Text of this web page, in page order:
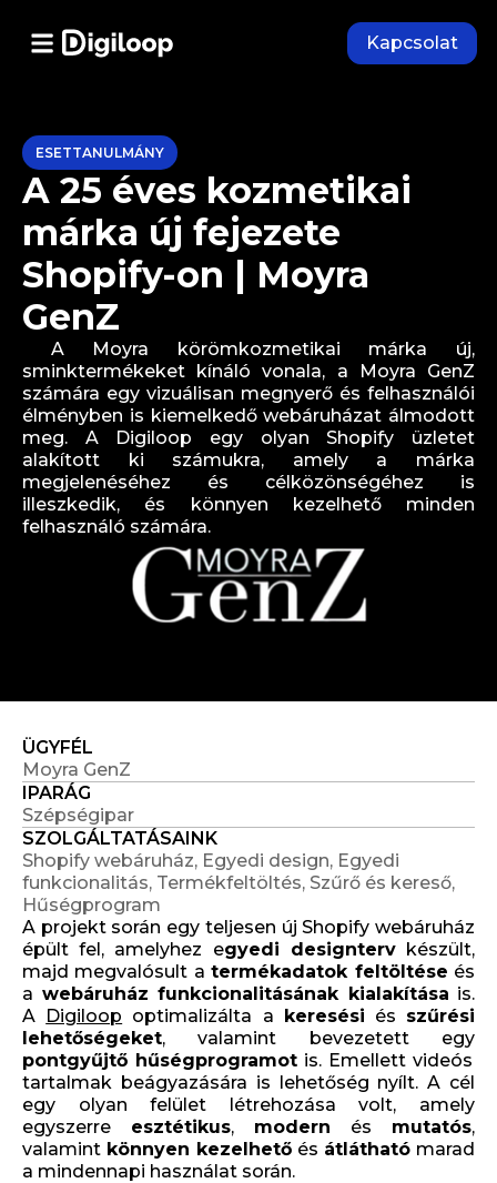
Kapcsolat
ESETTANULMÁNY
A 25 éves kozmetikai
márka új fejezete
Shopify-on | Moyra
GenZ
A Moyra körömkozmetikai márka új,
sminktermékeket kínáló vonala, a Moyra GenZ
számára egy vizuálisan megnyerő és felhasználói
élményben is kiemelkedő webáruházat álmodott
meg. A Digiloop egy olyan Shopify üzletet
alakított ki számukra, amely a márka
megjelenéséhez és célközönségéhez is
illeszkedik, és könnyen kezelhető minden
felhasználó számára.
A projekt során egy teljesen új Shopify webáruház
épült fel, amelyhez egyedi designtervkészült,
majd megvalósult atermékadatok feltöltése és
a webáruház funkcionalitásának kialakítása is.
A Digiloop optimalizálta a keresési és szűrési
lehetőségeket, valamint bevezetett egy
pontgyűjtő hűségprogramot is. Emellett videós
tartalmak beágyazására is lehetőség nyílt. A cél
egy olyan felület létrehozása volt, amely
egyszerre esztétikus, modern és mutatós,
valamint könnyen kezelhető és átlátható marad
a mindennapi használat során.
ÜGYFÉL
Moyra GenZ
IPARÁG
Szépségipar
SZOLGÁLTATÁSAINK
Shopify webáruház, Egyedi design, Egyedi
funkcionalitás, Termékfeltöltés, Szűrő és kereső,
Hűségprogram